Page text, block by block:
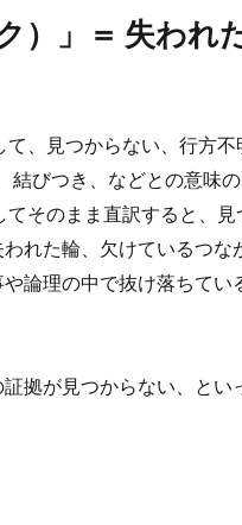
）」＝ 失われ
、見つからない、行方
びつき、などとの意味の
そのまま直訳すると、
れた輪、欠けているつな
論理の中で抜け落ちてい
拠が見つからない、とい